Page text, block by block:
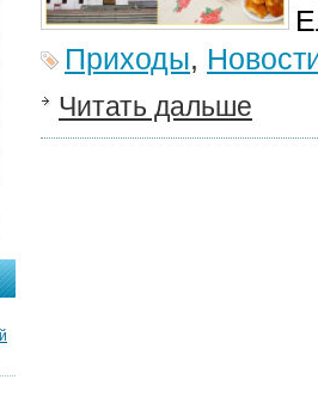
Приходы,
Читать дальше